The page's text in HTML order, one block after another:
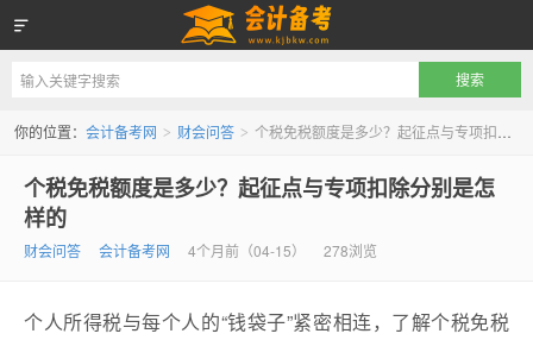
会计备考网
你的位置： 会计备考网 > 财会问答 > 个税免税额度是多少？起征点与专项扣除分别是怎样的
个税免税额度是多少？起征点与专项扣除分别是怎
样的
财会问答 会计备考网 4个月前（04-15） 278浏览
个人所得税与每个人的“钱袋子”紧密相连，了解个税免税